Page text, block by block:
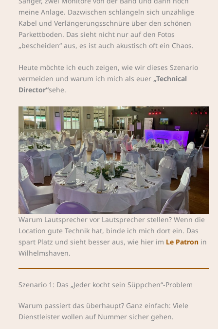
meine Anlage. Dazwischen schlängeln sich unzählige
Kabel und Verlängerungsschnüre über den schönen
Parkettboden. Das sieht nicht nur auf den Fotos
„bescheiden“ aus, es ist auch akustisch oft ein Chaos.
Heute möchte ich euch zeigen, wie wir dieses Szenario
vermeiden und warum ich mich als euer „Technical
Director“sehe.
Warum Lautsprecher vor Lautsprecher stellen? Wenn die
Location gute Technik hat, binde ich mich dort ein. Das
spart Platz und sieht besser aus, wie hier im Le Patronin
Wilhelmshaven.
Szenario 1: Das „Jeder kocht sein Süppchen“-Problem
Warum passiert das überhaupt? Ganz einfach: Viele
Dienstleister wollen auf Nummer sicher gehen.